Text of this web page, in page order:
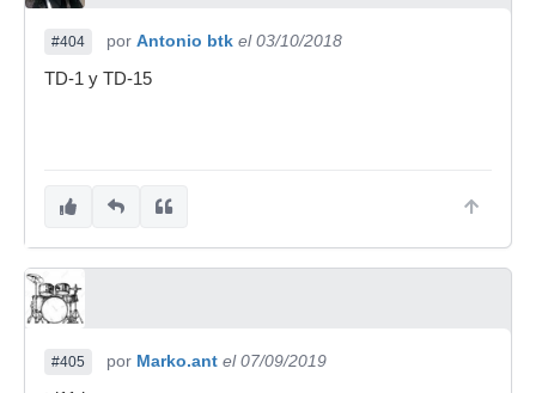
#404 por Antonio btk el 03/10/2018
TD-1 y TD-15
#405 por Marko.ant el 07/09/2019